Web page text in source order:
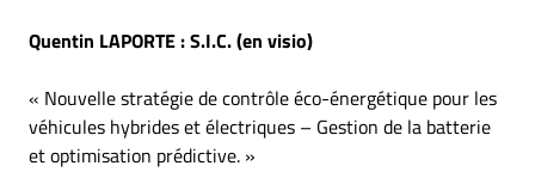
Quentin LAPORTE: S.I.C.(en visio)
« Nouvelle stratégie de contrôle éco-énergétique pour les
véhicules hybrides et électriques – Gestion de la batterie
et optimisation prédictive. »